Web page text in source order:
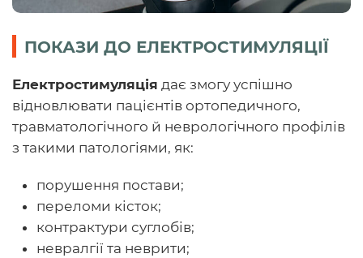
ПОКАЗИ ДО ЕЛЕКТРОСТИМУЛЯЦІЇ
Електростимуляція дає змогу успішно
відновлювати пацієнтів ортопедичного,
травматологічного й неврологічного профілів
з такими патологіями, як:
порушення постави;
переломи кісток;
контрактури суглобів;
невралгії та неврити;